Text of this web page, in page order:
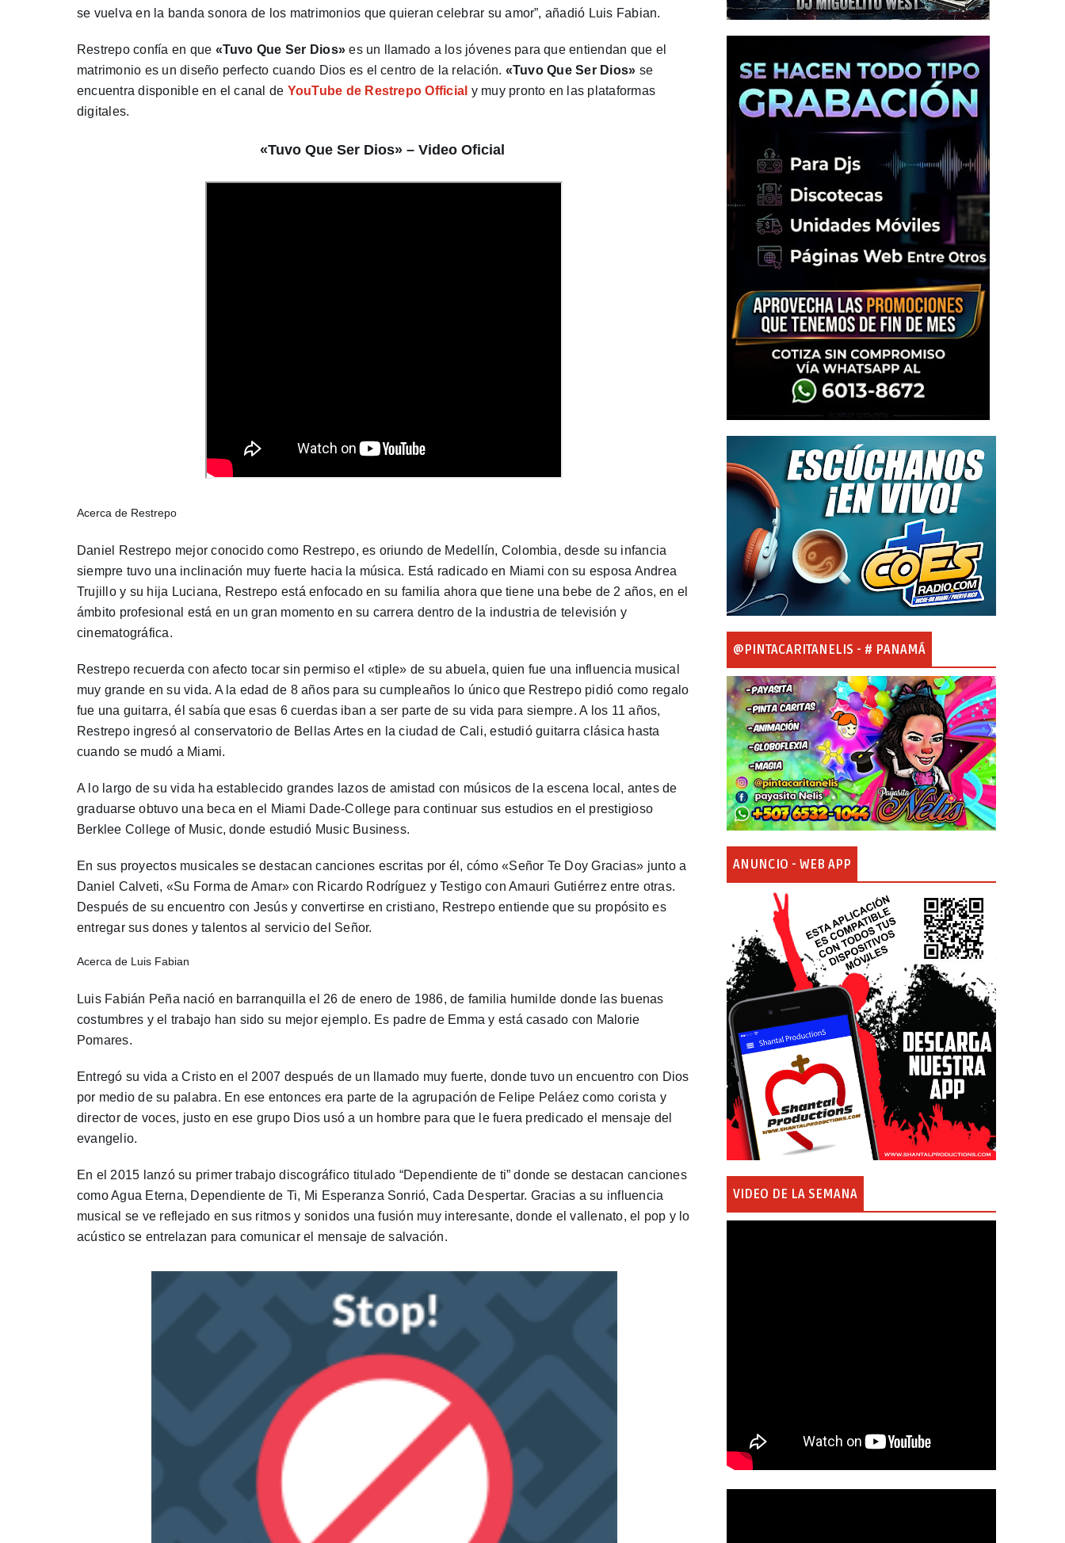
se vuelva en la banda sonora de los matrimonios que quieran celebrar su amor”, añadió Luis Fabian.
Restrepo confía en que «Tuvo Que Ser Dios» es un llamado a los jóvenes para que entiendan que el
matrimonio es un diseño perfecto cuando Dios es el centro de la relación. «Tuvo Que Ser Dios» se
encuentra disponible en el canal de YouTube de Restrepo Official y muy pronto en las plataformas
digitales.
«Tuvo Que Ser Dios» – Video Oficial
Acerca de Restrepo
Daniel Restrepo mejor conocido como Restrepo, es oriundo de Medellín, Colombia, desde su infancia
siempre tuvo una inclinación muy fuerte hacia la música. Está radicado en Miami con su esposa Andrea
Trujillo y su hija Luciana, Restrepo está enfocado en su familia ahora que tiene una bebe de 2 años, en el
ámbito profesional está en un gran momento en su carrera dentro de la industria de televisión y
cinematográfica.
Restrepo recuerda con afecto tocar sin permiso el «tiple» de su abuela, quien fue una influencia musical
muy grande en su vida. A la edad de 8 años para su cumpleaños lo único que Restrepo pidió como regalo
fue una guitarra, él sabía que esas 6 cuerdas iban a ser parte de su vida para siempre. A los 11 años,
Restrepo ingresó al conservatorio de Bellas Artes en la ciudad de Cali, estudió guitarra clásica hasta
cuando se mudó a Miami.
A lo largo de su vida ha establecido grandes lazos de amistad con músicos de la escena local, antes de
graduarse obtuvo una beca en el Miami Dade-College para continuar sus estudios en el prestigioso
Berklee College of Music, donde estudió Music Business.
En sus proyectos musicales se destacan canciones escritas por él, cómo «Señor Te Doy Gracias» junto a
Daniel Calveti, «Su Forma de Amar» con Ricardo Rodríguez y Testigo con Amauri Gutiérrez entre otras.
Después de su encuentro con Jesús y convertirse en cristiano, Restrepo entiende que su propósito es
entregar sus dones y talentos al servicio del Señor.
Acerca de Luis Fabian
Luis Fabián Peña nació en barranquilla el 26 de enero de 1986, de familia humilde donde las buenas
costumbres y el trabajo han sido su mejor ejemplo. Es padre de Emma y está casado con Malorie
Pomares.
Entregó su vida a Cristo en el 2007 después de un llamado muy fuerte, donde tuvo un encuentro con Dios
por medio de su palabra. En ese entonces era parte de la agrupación de Felipe Peláez como corista y
director de voces, justo en ese grupo Dios usó a un hombre para que le fuera predicado el mensaje del
evangelio.
En el 2015 lanzó su primer trabajo discográfico titulado “Dependiente de ti” donde se destacan canciones
como Agua Eterna, Dependiente de Ti, Mi Esperanza Sonrió, Cada Despertar. Gracias a su influencia
musical se ve reflejado en sus ritmos y sonidos una fusión muy interesante, donde el vallenato, el pop y lo
acústico se entrelazan para comunicar el mensaje de salvación.
@PINTACARITANELIS - # PANAMÁ
ANUNCIO - WEB APP
VIDEO DE LA SEMANA